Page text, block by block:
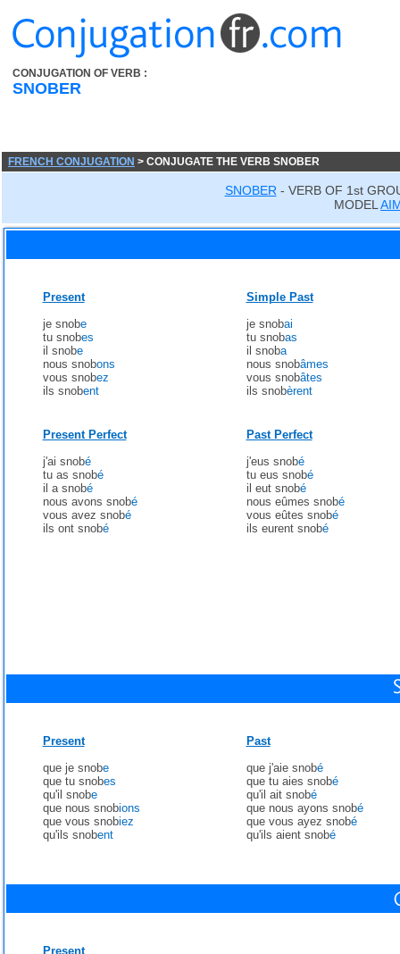
CONJUGATION OF VERB :
SNOBER
FRENCH CONJUGATION > CONJUGATE THE VERB SNOBER
SNOBER - VERB OF 1st
MODEL
Present
je snobe
tu snobes
il snobe
nous snobons
vous snobez
ils snobent
Simple Past
je snobai
tu snobas
il snoba
nous snobâmes
vous snobâtes
ils snobèrent
Present Perfect
j'ai snobé
tu as snobé
il a snobé
nous avons snobé
vous avez snobé
ils ont snobé
Past Perfect
j'eus snobé
tu eus snobé
il eut snobé
nous eûmes snobé
vous eûtes snobé
ils eurent snobé
Present
que je snobe
que tu snobes
qu'il snobe
que nous snobions
que vous snobiez
qu'ils snobent
Past
que j'aie snobé
que tu aies snobé
qu'il ait snobé
que nous ayons snobé
que vous ayez snobé
qu'ils aient snobé
Present